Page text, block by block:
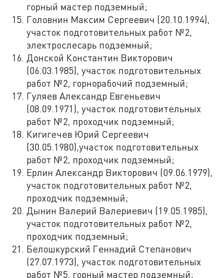
горный мастер подземный;
Головнин Максим Сергеевич (20.10.1994),
участок подготовительных работ №2,
электрослесарь подземный;
Донской Константин Викторович
(06.03.1985), участок подготовительных
работ №2, горнорабочий подземный;
Гуляев Александр Евгеньевич
(08.09.1971), участок подготовительных
работ №2, проходчик подземный;
Кигигечев Юрий Сергеевич
(30.05.1980),участок подготовительных
работ №2, проходчик подземный;
Ерлин Александр Викторович (09.06.1979),
участок подготовительных работ №2,
проходчик подземный;
Дынин Валерий Валериевич (19.05.1985),
участок подготовительных работ №2,
проходчик подземный;
Белошкурский Геннадий Степанович
(27.07.1973), участок подготовительных
работ №5, горный мастер подземный;